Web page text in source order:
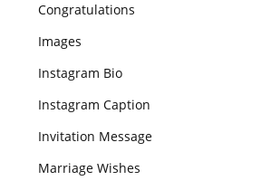
Congratulations
Images
Instagram Bio
Instagram Caption
Invitation Message
Marriage Wishes